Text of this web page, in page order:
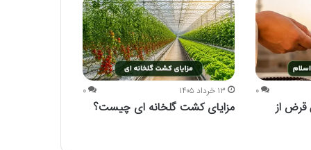
۰
قرض از
۱۳ خرداد ۱۴۰۵ ۰
مزایای کشت گلخانه ای چیست؟